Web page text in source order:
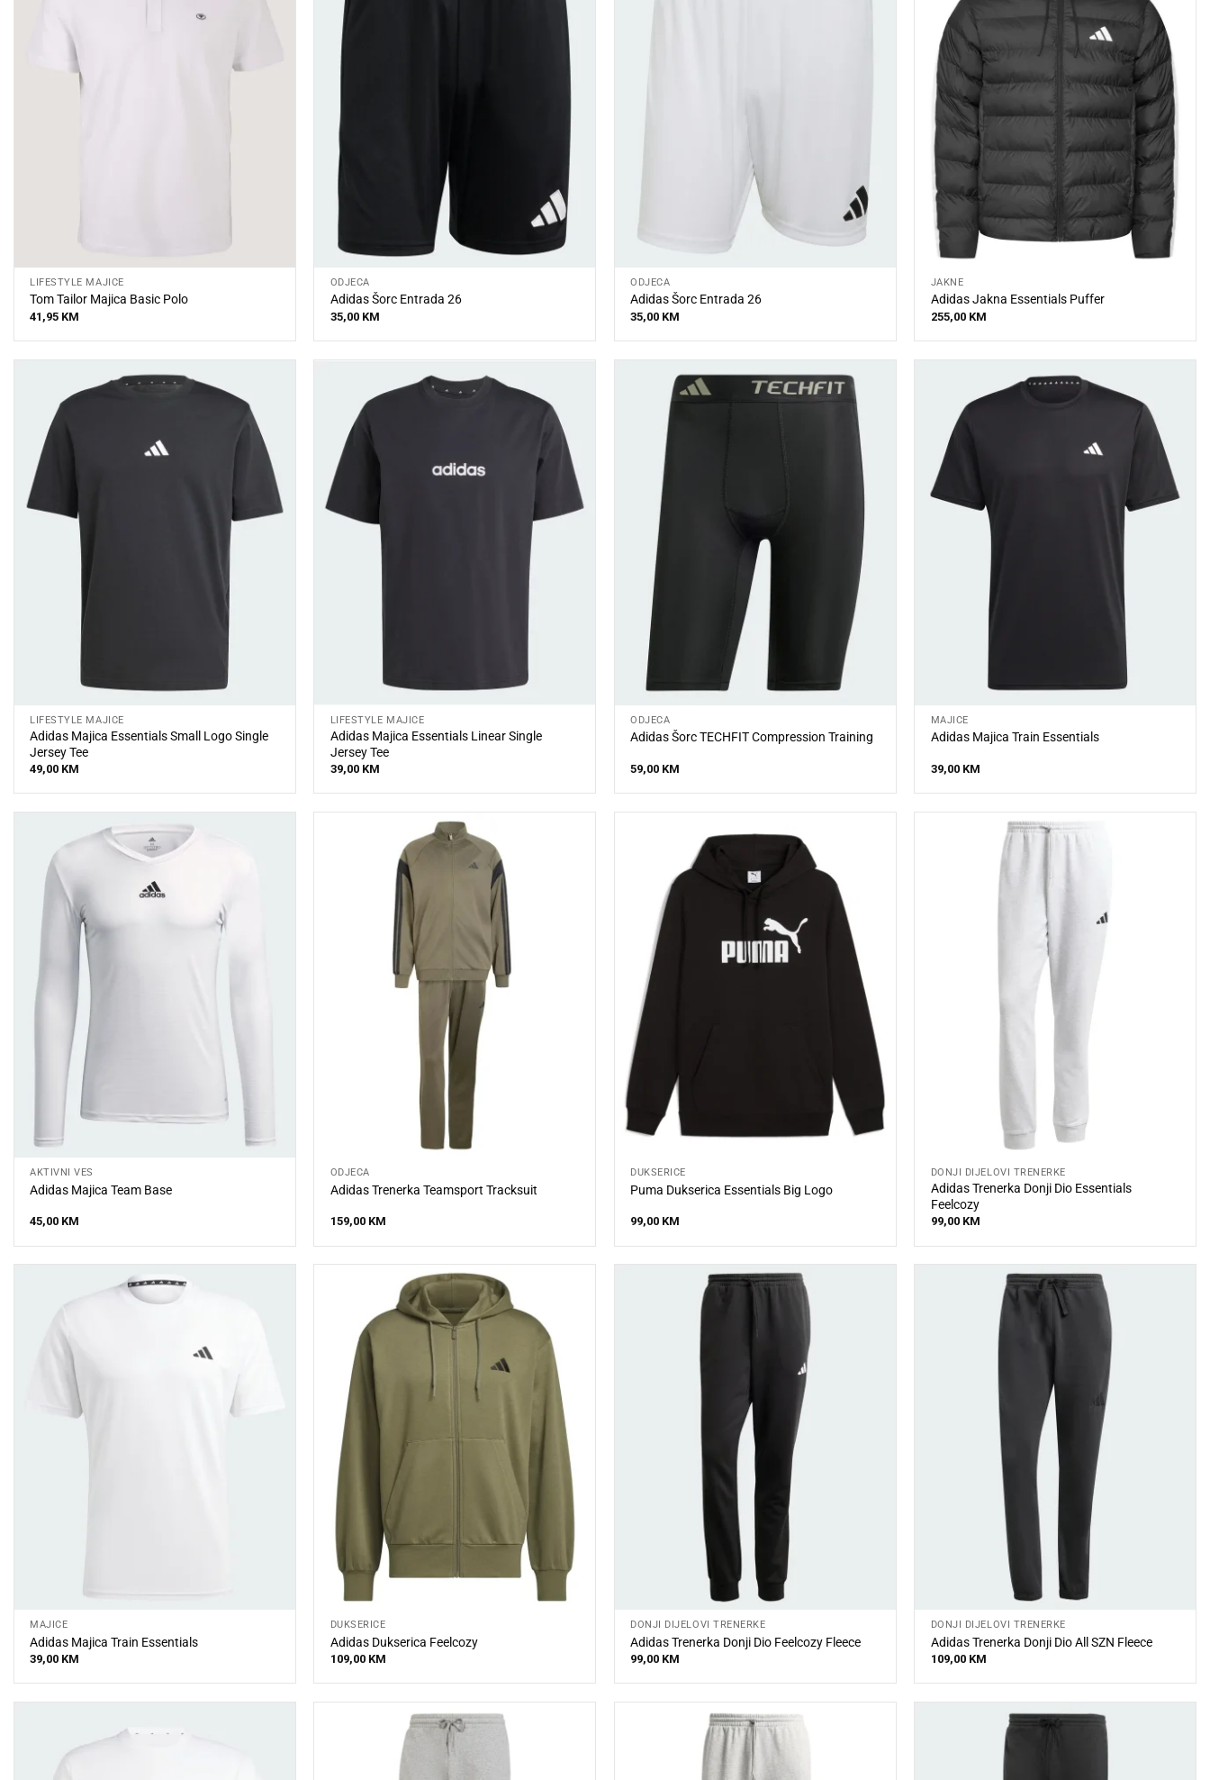
LIFESTYLE MAJICE
Tom Tailor Majica Basic Polo
41,95 KM
ODJEĆA
Adidas Šorc Entrada 26
35,00 KM
ODJEĆA
Adidas Šorc Entrada 26
35,00 KM
JAKNE
Adidas Jakna Essentials Puffer
255,00 KM
LIFESTYLE MAJICE
Adidas Majica Essentials Small Logo Single
Jersey Tee
49,00 KM
LIFESTYLE MAJICE
Adidas Majica Essentials Linear Single
Jersey Tee
39,00 KM
ODJEĆA
Adidas Šorc TECHFIT Compression Training
59,00 KM
MAJICE
Adidas Majica Train Essentials
39,00 KM
AKTIVNI VEŠ
Adidas Majica Team Base
45,00 KM
ODJEĆA
Adidas Trenerka Teamsport Tracksuit
159,00 KM
DUKSERICE
Puma Dukserica Essentials Big Logo
99,00 KM
DONJI DIJELOVI TRENERKE
Adidas Trenerka Donji Dio Essentials
Feelcozy
99,00 KM
MAJICE
Adidas Majica Train Essentials
39,00 KM
DUKSERICE
Adidas Dukserica Feelcozy
109,00 KM
DONJI DIJELOVI TRENERKE
Adidas Trenerka Donji Dio Feelcozy Fleece
99,00 KM
DONJI DIJELOVI TRENERKE
Adidas Trenerka Donji Dio All SZN Fleece
109,00 KM